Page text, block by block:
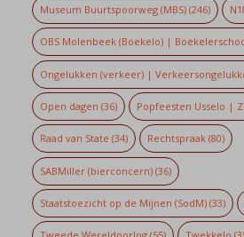
Museum Buurtspoorweg (MBS)(246)
OBS Molenbeek (Boekelo) |
Ongelukken (verkeer) |
Open dagen (36) Popfeesten Usselo |
Raad van State (34) Rechtspraak (80)
SABMiller (bierconcern)(36)
Staatstoezicht op de Mijnen (SodM)(33)